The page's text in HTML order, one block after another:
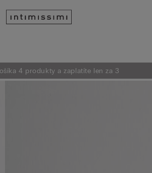
4 produkty a zaplatíte len za 3